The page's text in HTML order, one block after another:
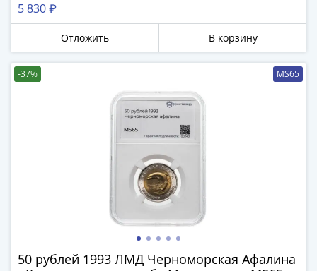
5 830 ₽
Отложить В корзину
-37% MS65
50 рублей 1993 ЛМД Черноморская Афалина